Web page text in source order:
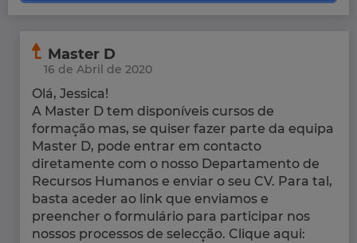
Master D
16 de Abril de 2020
Olá, Jessica!
A Master D tem disponíveis cursos de
formação mas, se quiser fazer parte da equipa
Master D, pode entrar em contacto
diretamente com o nosso Departamento de
Recursos Humanos e enviar o seu CV. Para tal,
basta aceder ao link que enviamos e
preencher o formulário para participar nos
nossos processos de selecção. Clique aqui: